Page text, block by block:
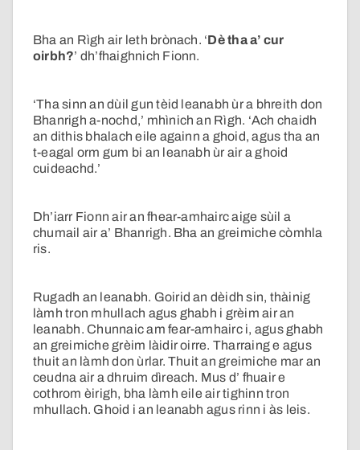
Bha an Rìgh air leth brònach. ‘Dè tha a’ cur
oirbh?’ dh’fhaighnich Fionn.
‘Tha sinn an dùil gun tèid leanabh ùr a bhreith don
Bhanrigh a-nochd,’ mhìnich an Rìgh. ‘Ach chaidh
an dithis bhalach eile againn a ghoid, agus tha an
t-eagal orm gum bi an leanabh ùr air a ghoid
cuideachd.’
Dh’iarr Fionn air an fhear-amhairc aige sùil a
chumail air a’ Bhanrigh. Bha an greimiche còmhla
ris.
Rugadh an leanabh. Goirid an dèidh sin, thàinig
làmh tron mhullach agus ghabh i grèim air an
leanabh. Chunnaic am fear-amhairc i, agus ghabh
an greimiche grèim làidir oirre. Tharraing e agus
thuit an làmh don ùrlar. Thuit an greimiche mar an
ceudna air a dhruim dìreach. Mus d’ fhuair e
cothrom èirigh, bha làmh eile air tighinn tron
mhullach. Ghoid i an leanabh agus rinn i às leis.